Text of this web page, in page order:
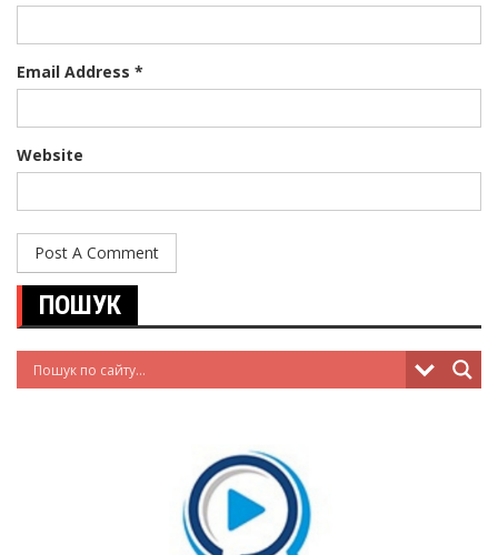
Email Address *
Website
ПОШУК